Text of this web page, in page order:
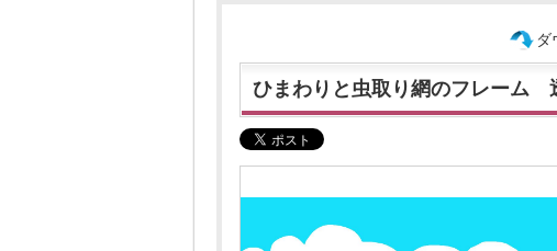
ダ
ひまわりと虫取り網のフレーム